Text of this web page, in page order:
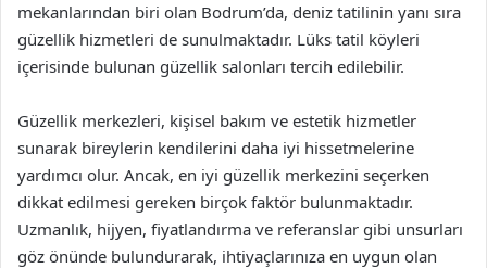
mekanlarından biri olan Bodrum’da, deniz tatilinin yanı sıra
güzellik hizmetleri de sunulmaktadır. Lüks tatil köyleri
içerisinde bulunan güzellik salonları tercih edilebilir.
Güzellik merkezleri, kişisel bakım ve estetik hizmetler
sunarak bireylerin kendilerini daha iyi hissetmelerine
yardımcı olur. Ancak, en iyi güzellik merkezini seçerken
dikkat edilmesi gereken birçok faktör bulunmaktadır.
Uzmanlık, hijyen, fiyatlandırma ve referanslar gibi unsurları
göz önünde bulundurarak, ihtiyaçlarınıza en uygun olan